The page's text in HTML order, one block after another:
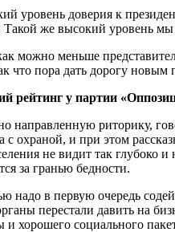
уровень доверия к
Такой же высокий уровень
можно меньше
что пора дать дорогу
рейтинг у партии
риторику,
охраной, и при этом
не видит так
за гранью бедности.
надо в первую очередь
перестали давить на
и хорошего социального